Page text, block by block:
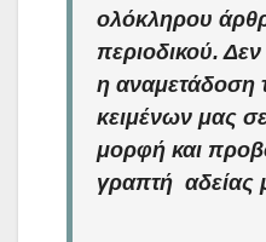
ολόκληρου
περιοδικού. Δεν
η αναμετάδοση
κειμένων μας
μορφή και
γραπτή αδείας